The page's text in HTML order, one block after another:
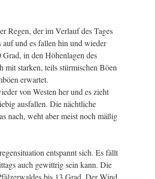
Regen, der im Verlauf des Tages
und es fallen hin und wieder
in den Höhenlagen des
starken, teils stürmischen Böen
erwartet.
von Westen her und es zieht
ausfallen. Die nächtliche
nach, weht aber meist noch mäßig
entspannt sich. Es fällt
auch gewittrig sein kann. Die
bis 13 Grad. Der Wind